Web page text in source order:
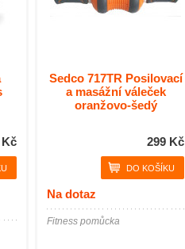
Kč
Sedco 717TR Posilovací
a masážní váleček
oranžovo-šedý
299 Kč
Na dotaz
Fitness pomůcka